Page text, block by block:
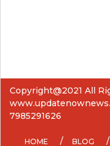
Copyright@2021 All
7985291626
HOME BLOG